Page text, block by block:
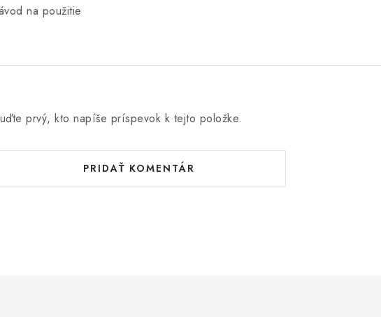
na použitie
prvý, kto napíše príspevok k tejto položke.
PRIDAŤ KOMENTÁR